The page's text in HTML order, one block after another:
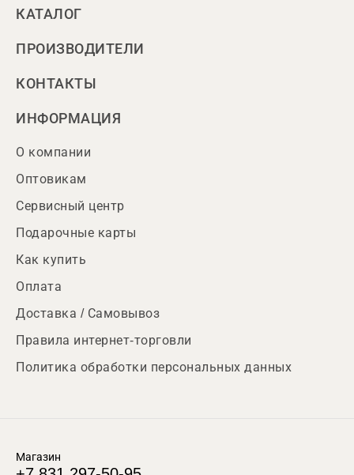
КАТАЛОГ
ПРОИЗВОДИТЕЛИ
КОНТАКТЫ
ИНФОРМАЦИЯ
О компании
Оптовикам
Сервисный центр
Подарочные карты
Как купить
Оплата
Доставка / Самовывоз
Правила интернет-торговли
Политика обработки персональных данных
Магазин